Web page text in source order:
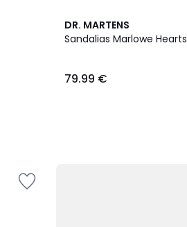
DR. MARTENS
Sandalias Marlowe Hearts
79.99 €